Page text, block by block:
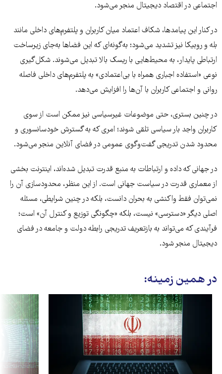
اجتماعی در اقتصاد دیجیتال منجر می‌شود.
در کنار این پیامدها، شکاف اعتماد میان کاربران و پلتفرم‌های داخلی مانند
بله و روبیکا نیز تشدید می‌شود؛ به‌گونه‌ای که این فضاها به‌جای زیرساخت
ارتباطی پایدار، به محیط‌هایی با ریسک بالا تبدیل می‌شوند. شکل‌گیری
نوعی «استفاده اجباری همراه با بی‌اعتمادی» به پلتفرم‌های داخلی فاصله
روانی و اجتماعی کاربران با آن‌ها را افزایش می‌دهد.
در چنین بستری، حتی موضوعات غیرسیاسی نیز ممکن است از سوی
کاربران واجد بار سیاسی تلقی شوند؛ امری که به گسترش خودسانسوری و
محدود شدن تدریجی گفت‌وگوی عمومی در فضای آنلاین منجر می‌شود.
در جهانی که داده و ارتباطات به منبع قدرت تبدیل شده‌اند، اینترنت بخشی
از معماری قدرت در سیاست جهانی است. از این منظر، محدودسازی آن را
نمی‌توان فقط واکنشی به بحران دانست، بلکه در چنین شرایطی، مسئله
اصلی دیگر «دسترسی» نیست، بلکه «چگونگی توزیع و کنترل آن» است؛
فرآیندی که می‌تواند به بازتعریف تدریجی رابطه دولت و جامعه در فضای
دیجیتال منجر شود.
در همین زمینه: